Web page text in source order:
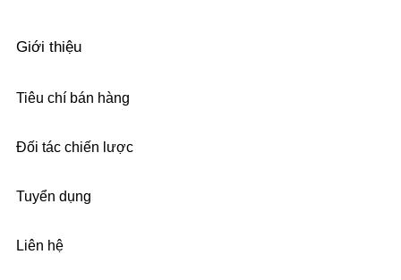
Giới thiệu
Tiêu chí bán hàng
Đối tác chiến lược
Tuyển dụng
Liên hệ